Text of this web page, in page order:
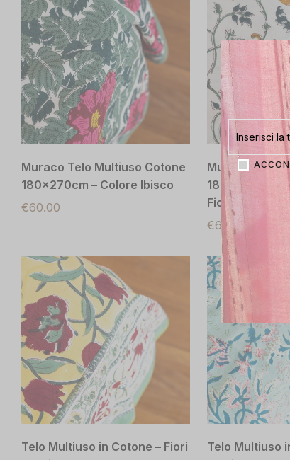
Muraco Telo Multiuso Cotone
180x270cm – Colore Ibisco
€60.00
Muraco Telo
180x270cm –
Fiori
€60.00
Telo Multiuso in Cotone – Fiori
Telo Multiuso